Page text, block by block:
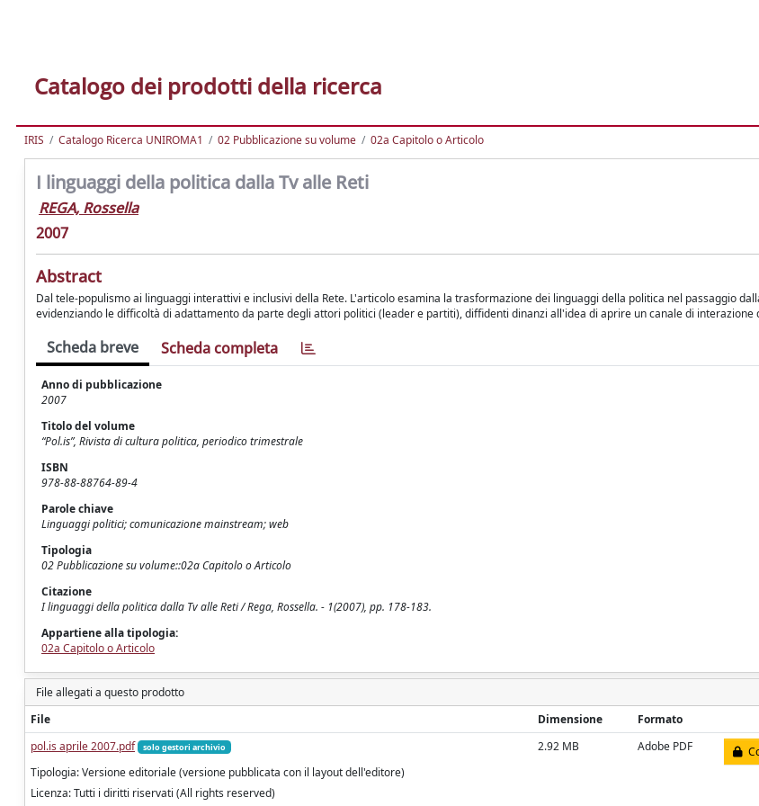
Catalogo dei prodotti della ricerca
IRIS Catalogo Ricerca UNIROMA1 02 Pubblicazione su volume 02a Capitolo o Articolo
I linguaggi della politica dalla Tv alle Reti
REGA, Rossella
2007
Abstract
Dal tele-populismo ai linguaggi interattivi e inclusivi della Rete. L'articolo esamina la trasformazione dei linguaggi della politica nel passaggio
evidenziando le difficoltà di adattamento da parte degli attori politici (leader e partiti), diffidenti dinanzi all'idea di aprire un canale di interazione
Scheda breve Scheda completa
Anno di pubblicazione
2007
Titolo del volume
“Pol.is”, Rivista di cultura politica, periodico trimestrale
ISBN
978-88-88764-89-4
Parole chiave
Linguaggi politici; comunicazione mainstream; web
Tipologia
02 Pubblicazione su volume::02a Capitolo o Articolo
Citazione
I linguaggi della politica dalla Tv alle Reti / Rega, Rossella. - 1(2007), pp. 178-183.
Appartiene alla tipologia:
02a Capitolo o Articolo
File allegati a questo prodotto
File
Dimensione
Formato
pol.is aprile 2007.pdf
solo gestori archivio
Tipologia: Versione editoriale (versione pubblicata con il layout dell'editore)
Licenza: Tutti i diritti riservati (All rights reserved)
2.92 MB Adobe PDF